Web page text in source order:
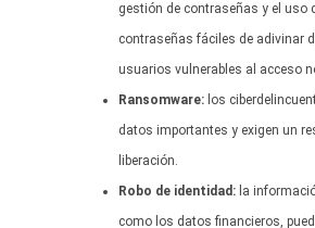
gestión de contraseñas y el uso
contraseñas fáciles de adivinar
usuarios vulnerables al acceso
Ransomware: los
datos importantes y exigen un
liberación.
Robo de identidad: la
como los datos financieros,